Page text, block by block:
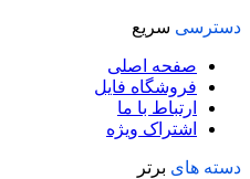
دسترسی سریع
صفحه اصلی
فروشگاه فایل
ارتباط با ما
اشتراک ویژه
دسته های برتر